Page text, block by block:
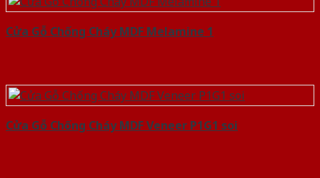
Cửa Gỗ Chống Cháy MDF Melamine 1
Cửa Gỗ Chống Cháy MDF Veneer P1G1 soi